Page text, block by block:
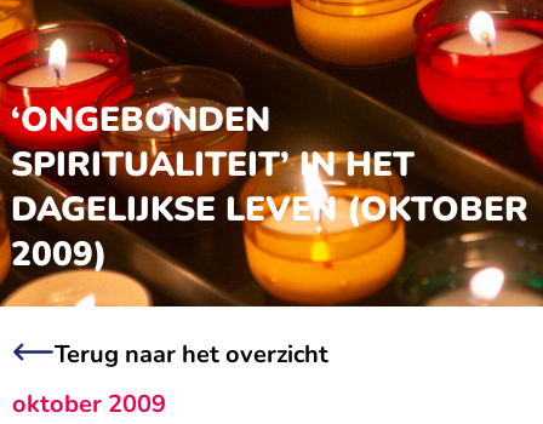
‘ONGEBONDEN
SPIRITUALITEIT’ IN HET
DAGELIJKSE LEVEN (OKTOBER
2009)
Terug naar het overzicht
oktober 2009